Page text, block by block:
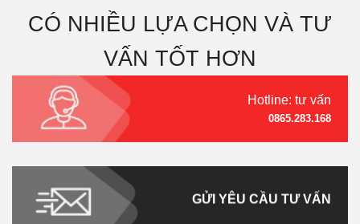
CÓ NHIỀU LỰA CHỌN VÀ TƯ
VẤN TỐT HƠN
Hotline: tư vấn
0865.283.168
GỬI YÊU CẦU TƯ VẤN